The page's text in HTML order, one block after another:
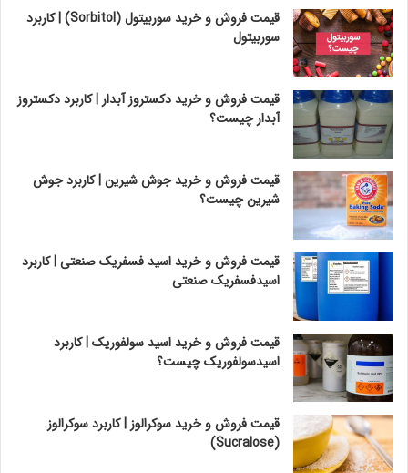
قیمت فروش و خرید سوربیتول (Sorbitol) | کاربرد
سوربیتول
قیمت فروش و خرید دکستروز آبدار | کاربرد دکستروز
آبدار چیست؟
قیمت فروش و خرید جوش شیرین | کاربرد جوش
شیرین چیست؟
قیمت فروش و خرید اسید فسفریک صنعتی | کاربرد
اسیدفسفریک صنعتی
قیمت فروش و خرید اسید سولفوریک | کاربرد
اسیدسولفوریک چیست؟
قیمت فروش و خرید سوکرالوز | کاربرد سوکرالوز
(Sucralose)